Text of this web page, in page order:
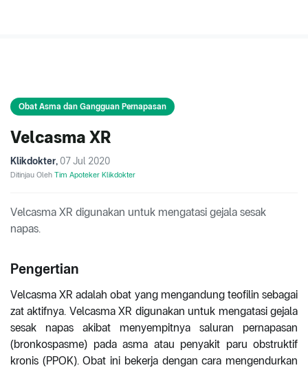
Obat Asma dan Gangguan Pernapasan
Velcasma XR
Klikdokter, 07 Jul 2020
Ditinjau Oleh Tim Apoteker Klikdokter
Velcasma XR digunakan untuk mengatasi gejala sesak
napas.
Pengertian
Velcasma XR adalah obat yang mengandung teofilin sebagai
zat aktifnya. Velcasma XR digunakan untuk mengatasi gejala
sesak napas akibat menyempitnya saluran pernapasan
(bronkospasme) pada asma atau penyakit paru obstruktif
kronis (PPOK). Obat ini bekerja dengan cara mengendurkan